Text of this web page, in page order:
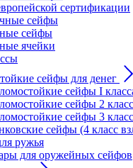
сертификации
сейфы
сейфы
ячейки
сейфы для денег
сейфы I
сейфы 2
сейфы 3
сейфы (4 класс
ружья
для оружейных сейфов